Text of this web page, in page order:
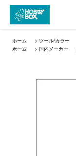
ホーム > ツール/カラー
ホーム
> 国内メーカー